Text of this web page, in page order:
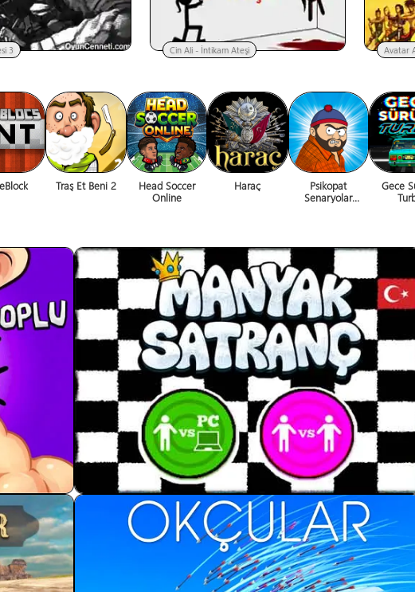
3 Cin Ali - İntikam Ateşi Avatar
Traş Et Beni 2
Head Soccer
Online
Haraç
Psikopat
Senaryolar
Gece